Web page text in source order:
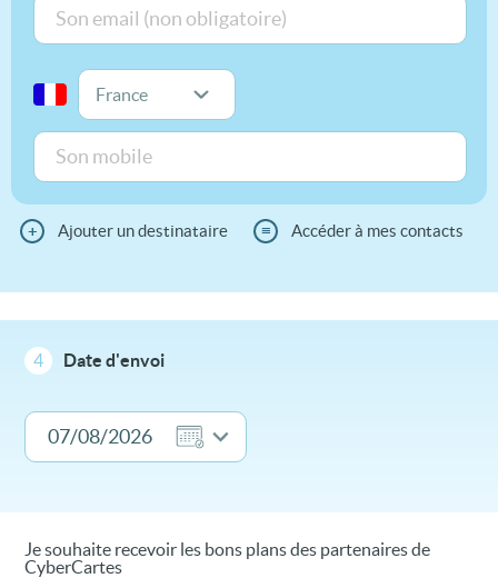
+ Ajouter un destinataire ≡ Accéder à mes contacts
4 Date d'envoi
Je souhaite recevoir les bons plans des partenaires de
CyberCartes